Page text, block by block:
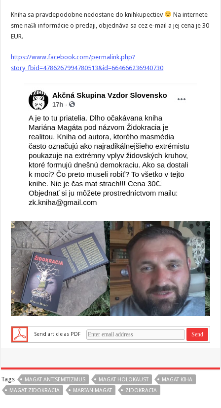
Kniha sa pravdepodobne nedostane do knihkupectiev
Na internete
sme našli informácie o predaji, objednáva sa cez e-mail a jej cena je 30
EUR.
https://www.facebook.com/permalink.php?
story_fbid=4786267994780513&id=664666236940730
Send article as PDF
Tags MAGAT ANTISEMITIZMUS MAGAT HOLOKAUST
MAGAT KIHA
MAGAT ZIDOKRACIA
MARIAN MAGAT ZIDOKRACIA